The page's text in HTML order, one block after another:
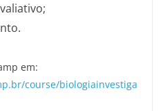
em:
course/biologiainvestiga